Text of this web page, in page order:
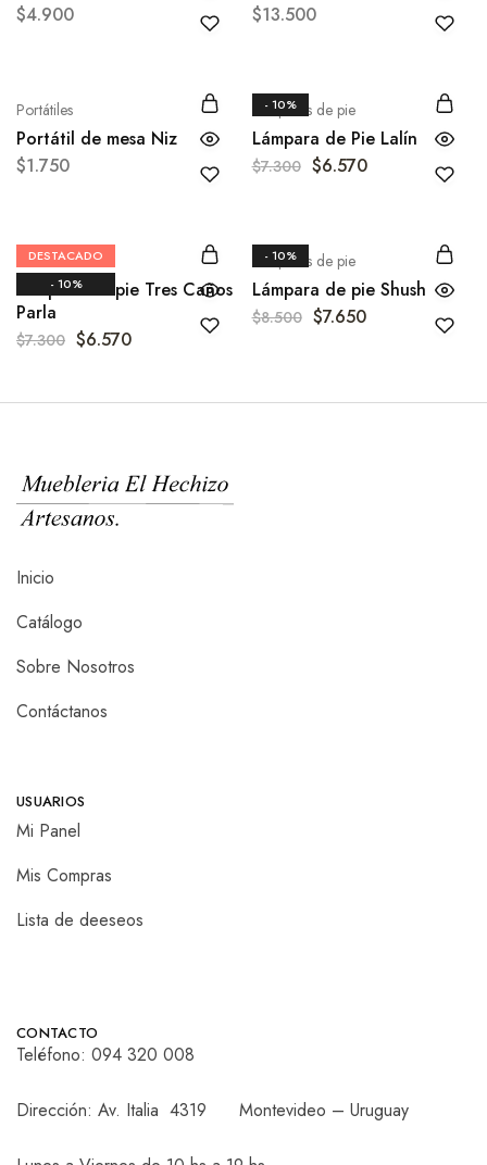
$4.900
$13.500
Portátiles
Portátil de mesa Niz
$1.750
- 10%
Lámparas de pie
Lámpara de Pie Lalín
$7.300 $6.570
DESTACADO
- 10%
Comedor
Lámpara de pie Tres Caños
Parla
$7.300 $6.570
- 10%
Lámparas de pie
Lámpara de pie Shush
$8.500 $7.650
Inicio
Catálogo
Sobre Nosotros
Contáctanos
USUARIOS
Mi Panel
Mis Compras
Lista de deeseos
CONTACTO
Teléfono: 094 320 008
Dirección: Av. Italia 4319 Montevideo – Uruguay